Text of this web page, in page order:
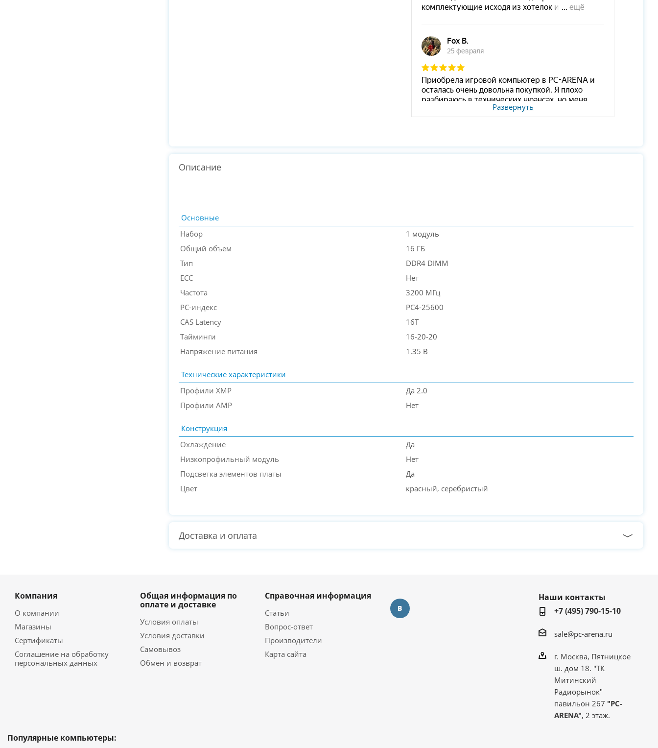
Развернуть
Описание
Основные
Набор
1 модуль
Общий объем
16 ГБ
Тип
DDR4 DIMM
ECC
Нет
Частота
3200 МГц
PC-индекс
PC4-25600
CAS Latency
16T
Тайминги
16-20-20
Напряжение питания
1.35 В
Технические характеристики
Профили XMP
Да 2.0
Профили AMP
Нет
Конструкция
Охлаждение
Да
Низкопрофильный модуль
Нет
Подсветка элементов платы
Да
Цвет
красный, серебристый
Доставка и оплата
Компания
О компании
Магазины
Сертификаты
Соглашение на обработку
персональных данных
Общая информация по
оплате и доставке
Условия оплаты
Условия доставки
Самовывоз
Обмен и возврат
Справочная информация
Статьи
Вопрос-ответ
Производители
Карта сайта
Наши контакты
+7 (495) 790-15-10
sale@pc-arena.ru
г. Москва, Пятницкое
ш. дом 18. "ТК
Митинский
Радиорынок"
павильон 267 "PC-
ARENA", 2 этаж.
Популярные компьютеры: